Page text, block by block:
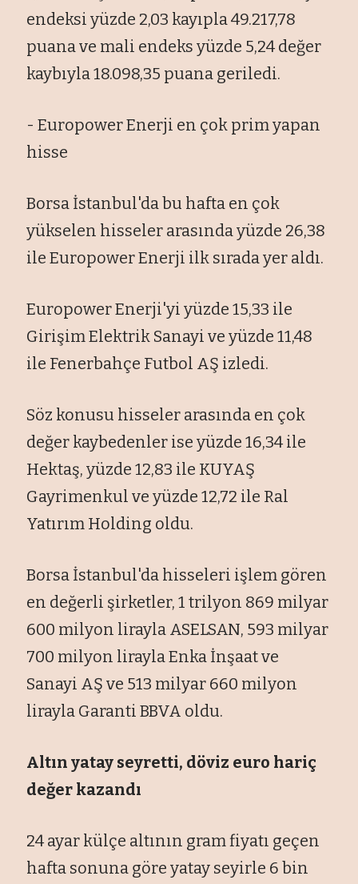
endeksi yüzde 2,03 kayıpla 49.217,78
puana ve mali endeks yüzde 5,24 değer
kaybıyla 18.098,35 puana geriledi.
- Europower Enerji en çok prim yapan
hisse
Borsa İstanbul'da bu hafta en çok
yükselen hisseler arasında yüzde 26,38
ile Europower Enerji ilk sırada yer aldı.
Europower Enerji'yi yüzde 15,33 ile
Girişim Elektrik Sanayi ve yüzde 11,48
ile Fenerbahçe Futbol AŞ izledi.
Söz konusu hisseler arasında en çok
değer kaybedenler ise yüzde 16,34 ile
Hektaş, yüzde 12,83 ile KUYAŞ
Gayrimenkul ve yüzde 12,72 ile Ral
Yatırım Holding oldu.
Borsa İstanbul'da hisseleri işlem gören
en değerli şirketler, 1 trilyon 869 milyar
600 milyon lirayla ASELSAN, 593 milyar
700 milyon lirayla Enka İnşaat ve
Sanayi AŞ ve 513 milyar 660 milyon
lirayla Garanti BBVA oldu.
Altın yatay seyretti, döviz euro hariç
değer kazandı
24 ayar külçe altının gram fiyatı geçen
hafta sonuna göre yatay seyirle 6 bin